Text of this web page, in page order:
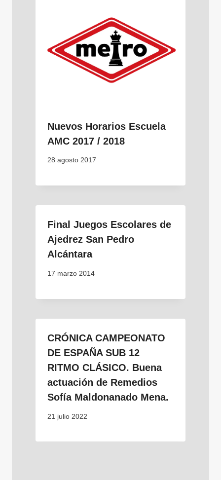
Nuevos Horarios Escuela
AMC 2017 / 2018
28 agosto 2017
Final Juegos Escolares de
Ajedrez San Pedro
Alcántara
17 marzo 2014
CRÓNICA CAMPEONATO
DE ESPAÑA SUB 12
RITMO CLÁSICO. Buena
actuación de Remedios
Sofía Maldonanado Mena.
21 julio 2022